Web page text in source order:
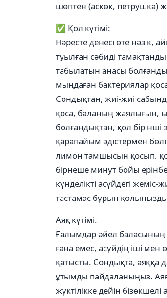
шөптен (аскөк, петрушка)
✅ Қол күтімi:
Нәресте денесі өте нәзік,
туылған сәбиді
табылатын анасы
мыңдаған бактериялар
Сондықтан, жиі-жиі
қоса, баланың жаялығын,
болғандықтан, қол
қарапайым әдістермен
лимон тамшысын қосып,
бірнеше минут бойы
күнделікті асүйдегі
тастамас бұрын
Аяқ күтімi:
Ғалымдар әйел баласының
ғана емес, асүйдің іші
қатысты. Сондықта, аяққа
ұтымды пайдаланыңыз.
жүктілікке дейін